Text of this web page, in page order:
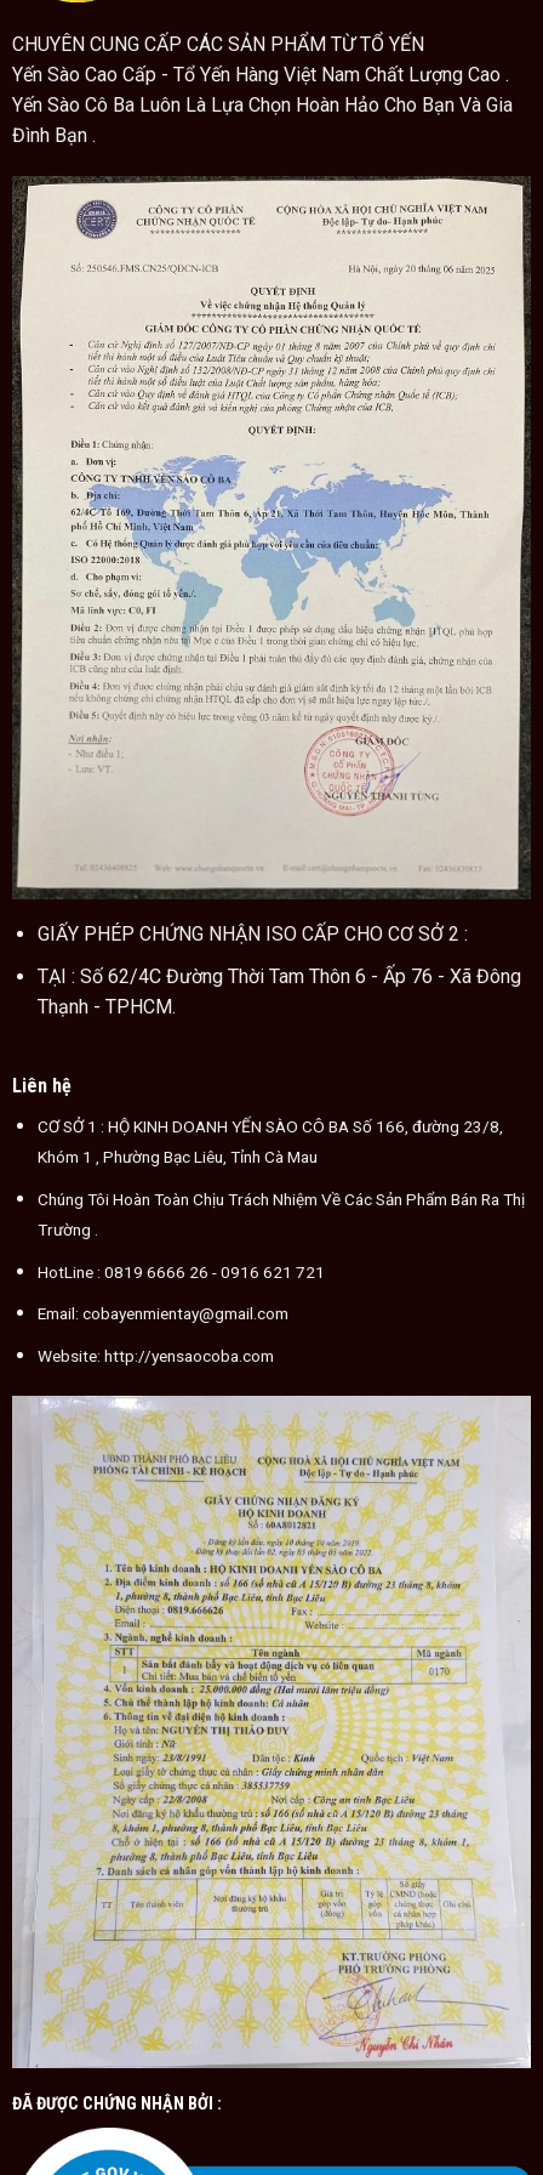
CHUYÊN CUNG CẤP CÁC SẢN PHẨM TỪ TỔ YẾN
Yến Sào Cao Cấp - Tổ Yến Hàng Việt Nam Chất Lượng Cao .
Yến Sào Cô Ba Luôn Là Lựa Chọn Hoàn Hảo Cho Bạn Và Gia
Đình Bạn .
GIẤY PHÉP CHỨNG NHẬN ISO CẤP CHO CƠ SỞ 2 :
TẠI : Số 62/4C Đường Thời Tam Thôn 6 - Ấp 76 - Xã Đông
Thạnh - TPHCM.
Liên hệ
CƠ SỞ 1 : HỘ KINH DOANH YẾN SÀO CÔ BA Số 166, đường 23/8,
Khóm 1 , Phường Bạc Liêu, Tỉnh Cà Mau
Chúng Tôi Hoàn Toàn Chịu Trách Nhiệm Về Các Sản Phẩm Bán Ra Thị
Trường .
HotLine : 0819 6666 26 - 0916 621 721
Email: cobayenmientay@gmail.com
Website: http://yensaocoba.com
ĐÃ ĐƯỢC CHỨNG NHẬN BỞI :